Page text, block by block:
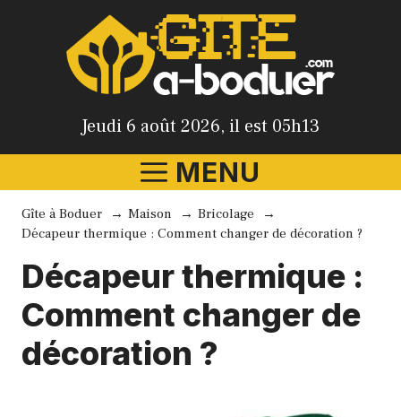
Jeudi 6 août 2026, il est 05h13
MENU
Gîte à Boduer Maison
Bricolage
Décapeur thermique : Comment changer de décoration ?
Décapeur thermique :
Comment changer de
décoration ?